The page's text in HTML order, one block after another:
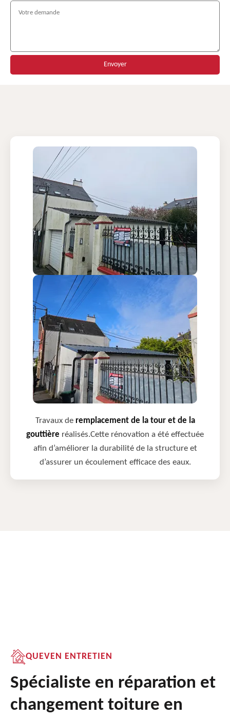
Travaux de remplacement de la tour et de la
gouttière réalisés.Cette rénovation a été effectuée
afin d’améliorer la durabilité de la structure et
d’assurer un écoulement efficace des eaux.
QUEVEN ENTRETIEN
Spécialiste en réparation et
changement toiture en